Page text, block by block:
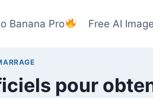
Banana Pro Free AI
pour